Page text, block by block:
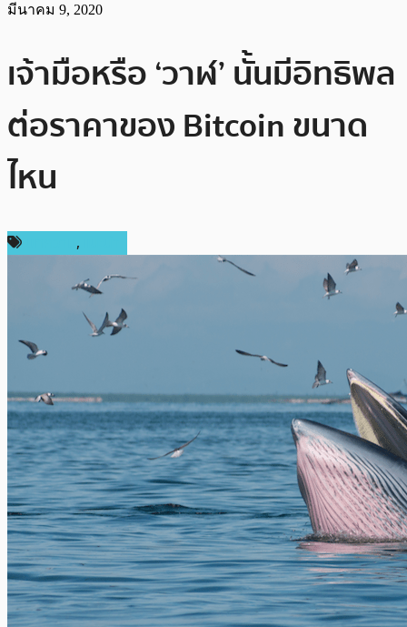
มีนาคม 9, 2020
เจ้ามือหรือ ‘วาฬ’ นั้นมีอิทธิพล
ต่อราคาของ Bitcoin ขนาด
ไหน
,